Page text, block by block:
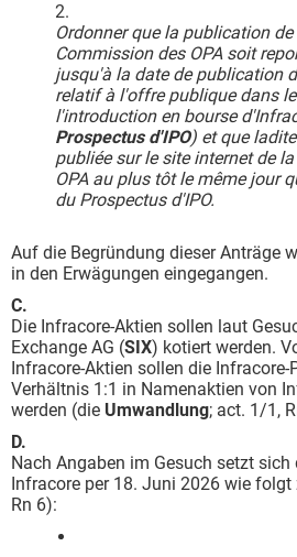
2.
Ordonner que la publication
Commission des OPA soit
jusqu'à la date de publication
relatif à l'offre publique dans
l'introduction en bourse
Prospectus d'IPO) et que
publiée sur le site internet de
OPA au plus tôt le même jour
du Prospectus d'IPO.
Auf die Begründung dieser Anträge
in den Erwägungen eingegangen.
C.
Die Infracore-Aktien sollen laut
Exchange AG (SIX) kotiert werden.
Infracore-Aktien sollen die
Verhältnis 1:1 in Namenaktien von
werden (die Umwandlung; act. 1/1,
D.
Nach Angaben im Gesuch setzt
Infracore per 18. Juni 2026 wie
Rn 6):